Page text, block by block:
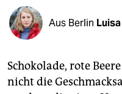
fragen & hilfe
unterstützen
genossenschaft
Aus Berlin
Schokolade, rote
nicht die